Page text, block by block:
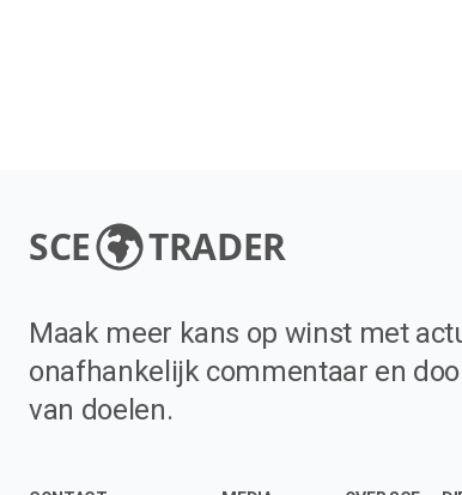
SCE TRADER
Maak meer kans op winst met
onafhankelijk commentaar en
van doelen.